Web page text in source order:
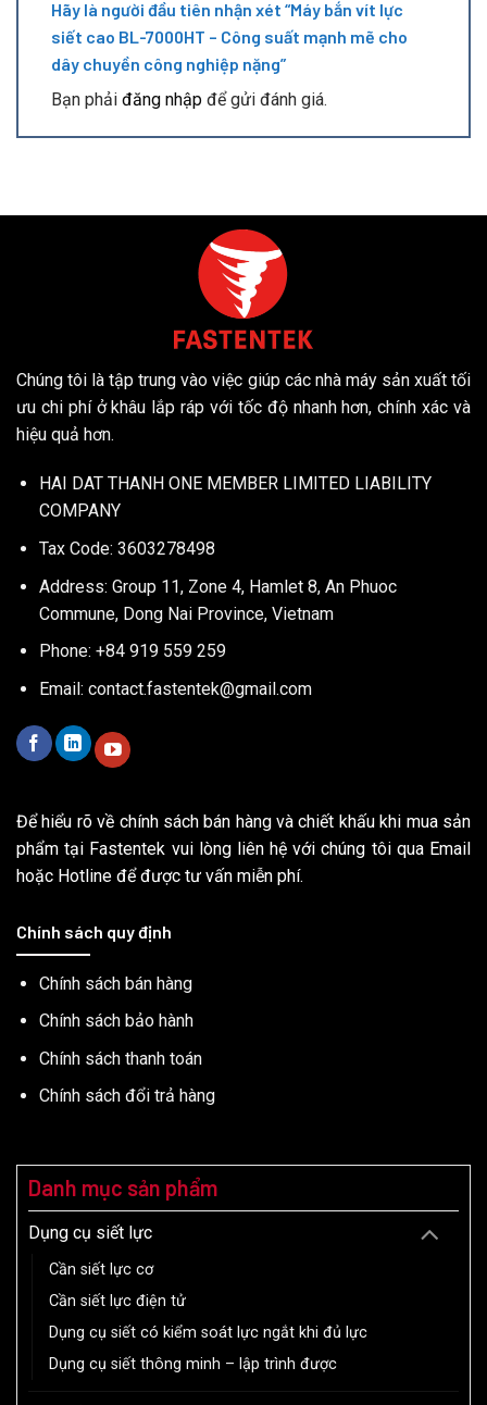
Hãy là người đầu tiên nhận xét “Máy bắn vít lực
siết cao BL-7000HT – Công suất mạnh mẽ cho
dây chuyền công nghiệp nặng”
Bạn phải đăng nhập để gửi đánh giá.
Chúng tôi là tập trung vào việc giúp các nhà máy sản xuất tối
ưu chi phí ở khâu lắp ráp với tốc độ nhanh hơn, chính xác và
hiệu quả hơn.
HAI DAT THANH ONE MEMBER LIMITED LIABILITY
COMPANY
Tax Code: 3603278498
Address: Group 11, Zone 4, Hamlet 8, An Phuoc
Commune, Dong Nai Province, Vietnam
Phone: +84 919 559 259
Email: contact.fastentek@gmail.com
Để hiểu rõ về chính sách bán hàng và chiết khấu khi mua sản
phẩm tại Fastentek vui lòng liên hệ với chúng tôi qua Email
hoặc Hotline để được tư vấn miễn phí.
Chính sách quy định
Chính sách bán hàng
Chính sách bảo hành
Chính sách thanh toán
Chính sách đổi trả hàng
Danh mục sản phẩm
Dụng cụ siết lực
Cần siết lực cơ
Cần siết lực điện tử
Dụng cụ siết có kiểm soát lực ngắt khi đủ lực
Dụng cụ siết thông minh – lập trình được